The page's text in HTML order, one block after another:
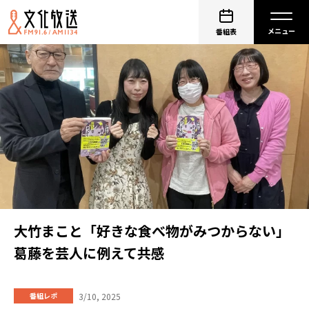
番組表
大竹まこと「好きな食べ物がみつからない」
葛藤を芸人に例えて共感
番組レポ 3/10, 2025